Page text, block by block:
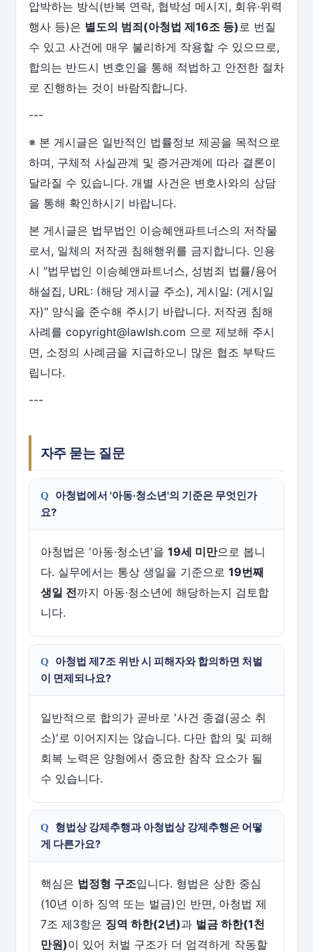
압박하는 방식(반복 연락, 협박성 메시지, 회유·위력
행사 등)은 별도의 범죄(아청법 제16조 등)로 번질
수 있고 사건에 매우 불리하게 작용할 수 있으므로,
합의는 반드시 변호인을 통해 적법하고 안전한 절차
로 진행하는 것이 바람직합니다.
---
※ 본 게시글은 일반적인 법률정보 제공을 목적으로
하며, 구체적 사실관계 및 증거관계에 따라 결론이
달라질 수 있습니다. 개별 사건은 변호사와의 상담
을 통해 확인하시기 바랍니다.
본 게시글은 법무법인 이승혜앤파트너스의 저작물
로서, 일체의 저작권 침해행위를 금지합니다. 인용
시 "법무법인 이승혜앤파트너스, 성범죄 법률/용어
해설집, URL: (해당 게시글 주소), 게시일: (게시일
자)" 양식을 준수해 주시기 바랍니다. 저작권 침해
사례를 copyright@lawlsh.com 으로 제보해 주시
면, 소정의 사례금을 지급하오니 많은 협조 부탁드
립니다.
---
자주 묻는 질문
아청법에서 '아동·청소년'의 기준은 무엇인가
요?
아청법은 '아동·청소년'을 19세 미만으로 봅니
다. 실무에서는 통상 생일을 기준으로 19번째
생일 전까지 아동·청소년에 해당하는지 검토합
니다.
아청법 제7조 위반 시 피해자와 합의하면 처벌
이 면제되나요?
일반적으로 합의가 곧바로 '사건 종결(공소 취
소)'로 이어지지는 않습니다. 다만 합의 및 피해
회복 노력은 양형에서 중요한 참작 요소가 될
수 있습니다.
형법상 강제추행과 아청법상 강제추행은 어떻
게 다른가요?
핵심은 법정형 구조입니다. 형법은 상한 중심
(10년 이하 징역 또는 벌금)인 반면, 아청법 제
7조 제3항은 징역 하한(2년)과 벌금 하한(1천
만원)이 있어 처벌 구조가 더 엄격하게 작동할